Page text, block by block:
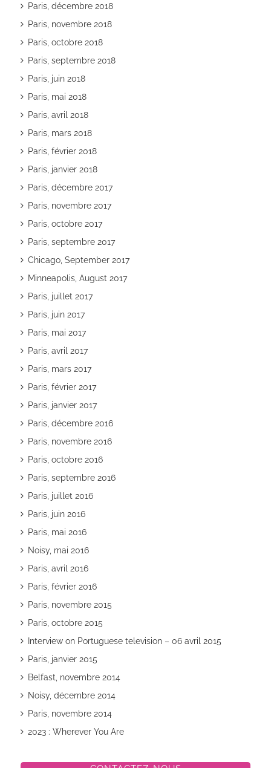
Paris, décembre 2018
Paris, novembre 2018
Paris, octobre 2018
Paris, septembre 2018
Paris, juin 2018
Paris, mai 2018
Paris, avril 2018
Paris, mars 2018
Paris, février 2018
Paris, janvier 2018
Paris, décembre 2017
Paris, novembre 2017
Paris, octobre 2017
Paris, septembre 2017
Chicago, September 2017
Minneapolis, August 2017
Paris, juillet 2017
Paris, juin 2017
Paris, mai 2017
Paris, avril 2017
Paris, mars 2017
Paris, février 2017
Paris, janvier 2017
Paris, décembre 2016
Paris, novembre 2016
Paris, octobre 2016
Paris, septembre 2016
Paris, juillet 2016
Paris, juin 2016
Paris, mai 2016
Noisy, mai 2016
Paris, avril 2016
Paris, février 2016
Paris, novembre 2015
Paris, octobre 2015
Interview on Portuguese television – 06 avril 2015
Paris, janvier 2015
Belfast, novembre 2014
Noisy, décembre 2014
Paris, novembre 2014
2023 : Wherever You Are